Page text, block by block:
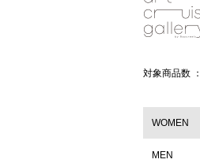
対象商品数 ：
WOMEN
MEN